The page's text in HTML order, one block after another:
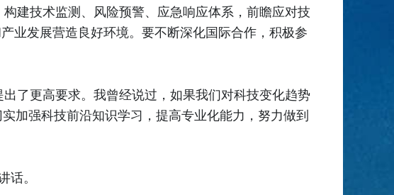
建技术监测、风险预警、应急响应体系，前瞻应对技
业发展营造良好环境。要不断深化国际合作，积极参
了更高要求。我曾经说过，如果我们对科技变化趋势
加强科技前沿知识学习，提高专业化能力，努力做到
话。